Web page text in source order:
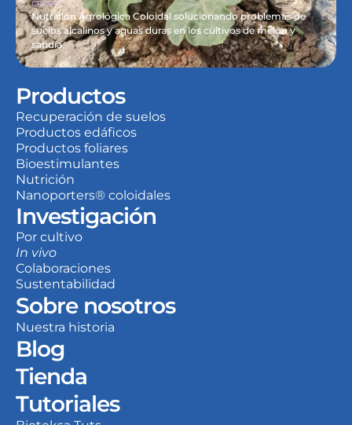
CROPS
Nutrición Agrológica Coloidal solucionando problemas de
suelos alcalinos y aguas duras en los cultivos de melón y
sandía
Productos
Recuperación de suelos
Productos edáficos
Productos foliares
Bioestimulantes
Nutrición
Nanoporters® coloidales
Investigación
Por cultivo
In vivo
Colaboraciones
Sustentabilidad
Sobre nosotros
Nuestra historia
Blog
Tienda
Tutoriales